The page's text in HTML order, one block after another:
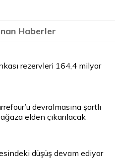
Haberler
rezervleri 164,4 milyar
devralmasına şartlı
elden çıkarılacak
düşüş devam ediyor